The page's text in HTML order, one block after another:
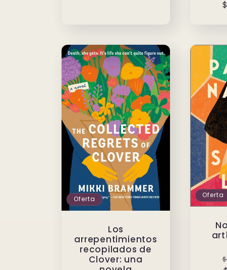
Oferta
Los
arrepentimientos
recopilados de
Clover: una
Oferta